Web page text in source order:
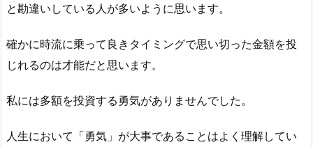
と勘違いしている人が多いように思います。
確かに時流に乗って良きタイミングで思い切った金額を投
じれるのは才能だと思います。
私には多額を投資する勇気がありませんでした。
人生において「勇気」が大事であることはよく理解してい